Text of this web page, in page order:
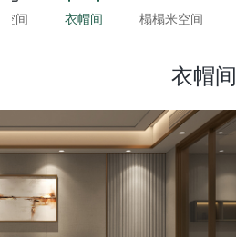
间 衣帽间 榻榻米空间
衣帽间